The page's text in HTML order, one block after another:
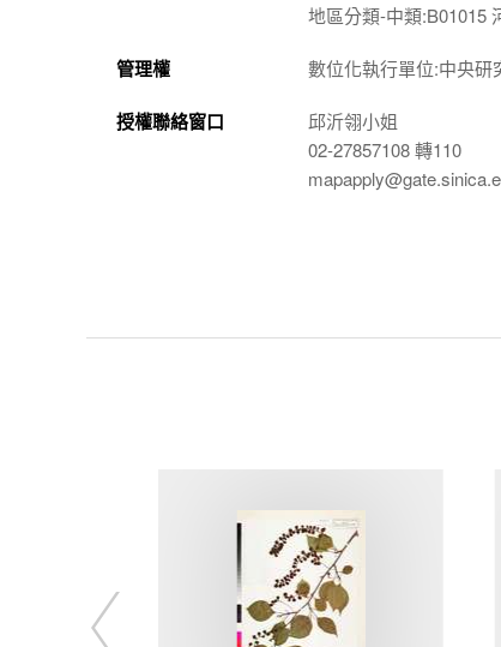
地區分類-中類:B01015
管理權 數位化執行單位:中央
授權聯絡窗口
邱沂翎小姐
02-27857108 轉110